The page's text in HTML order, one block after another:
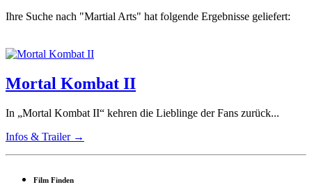
Ihre Suche nach "Martial Arts" hat folgende Ergebnisse geliefert:
Mortal Kombat II
In „Mortal Kombat II“ kehren die Lieblinge der Fans zurück...
Infos & Trailer →
Film Finden